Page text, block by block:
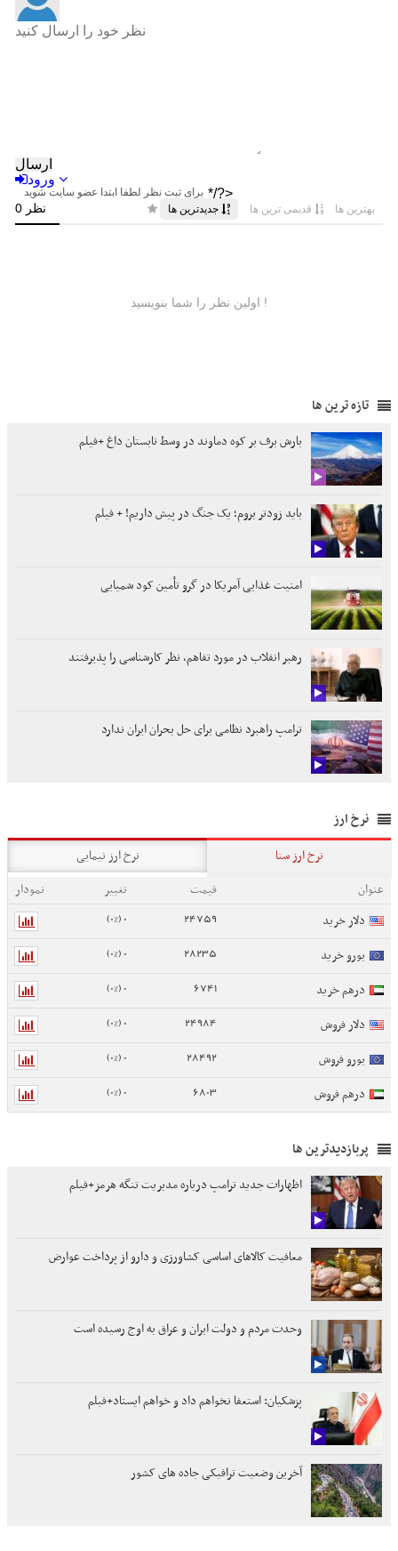
تازه ترین ها
بارش برف بر کوه دماوند در وسط تابستان داغ +فیلم
باید زودتر بروم؛ یک جنگ در پیش داریم! + فیلم
امنیت غذایی آمریکا در گرو تأمین کود شمیایی
رهبر انقلاب در مورد تفاهم، نظر کارشناسی را پذیرفتند
ترامپ راهبرد نظامی برای حل بحران ایران ندارد
نرخ ارز
نرخ ارز سنا
نرخ ارز نیمایی
عنوان
قیمت تغییر
نمودار
دلار خرید
24759
0 (0%)
یورو خرید 28235
0 (0%)
درهم خرید 6741
0 (0%)
دلار فروش 24984
0 (0%)
یورو فروش 28492
0 (0%)
درهم فروش 6803
0 (0%)
پربازدیدترین ها
اظهارات جدید ترامپ درباره مدیریت تنگه هرمز+فیلم
معافیت کالاهای اساسی کشاورزی و دارو از پرداخت عوارض
وحدت مردم و دولت ایران و عراق به اوج رسیده است
پزشکیان: استعفا نخواهم داد و خواهم ایستاد+فیلم
آخرین وضعیت ترافیکی جاده های کشور